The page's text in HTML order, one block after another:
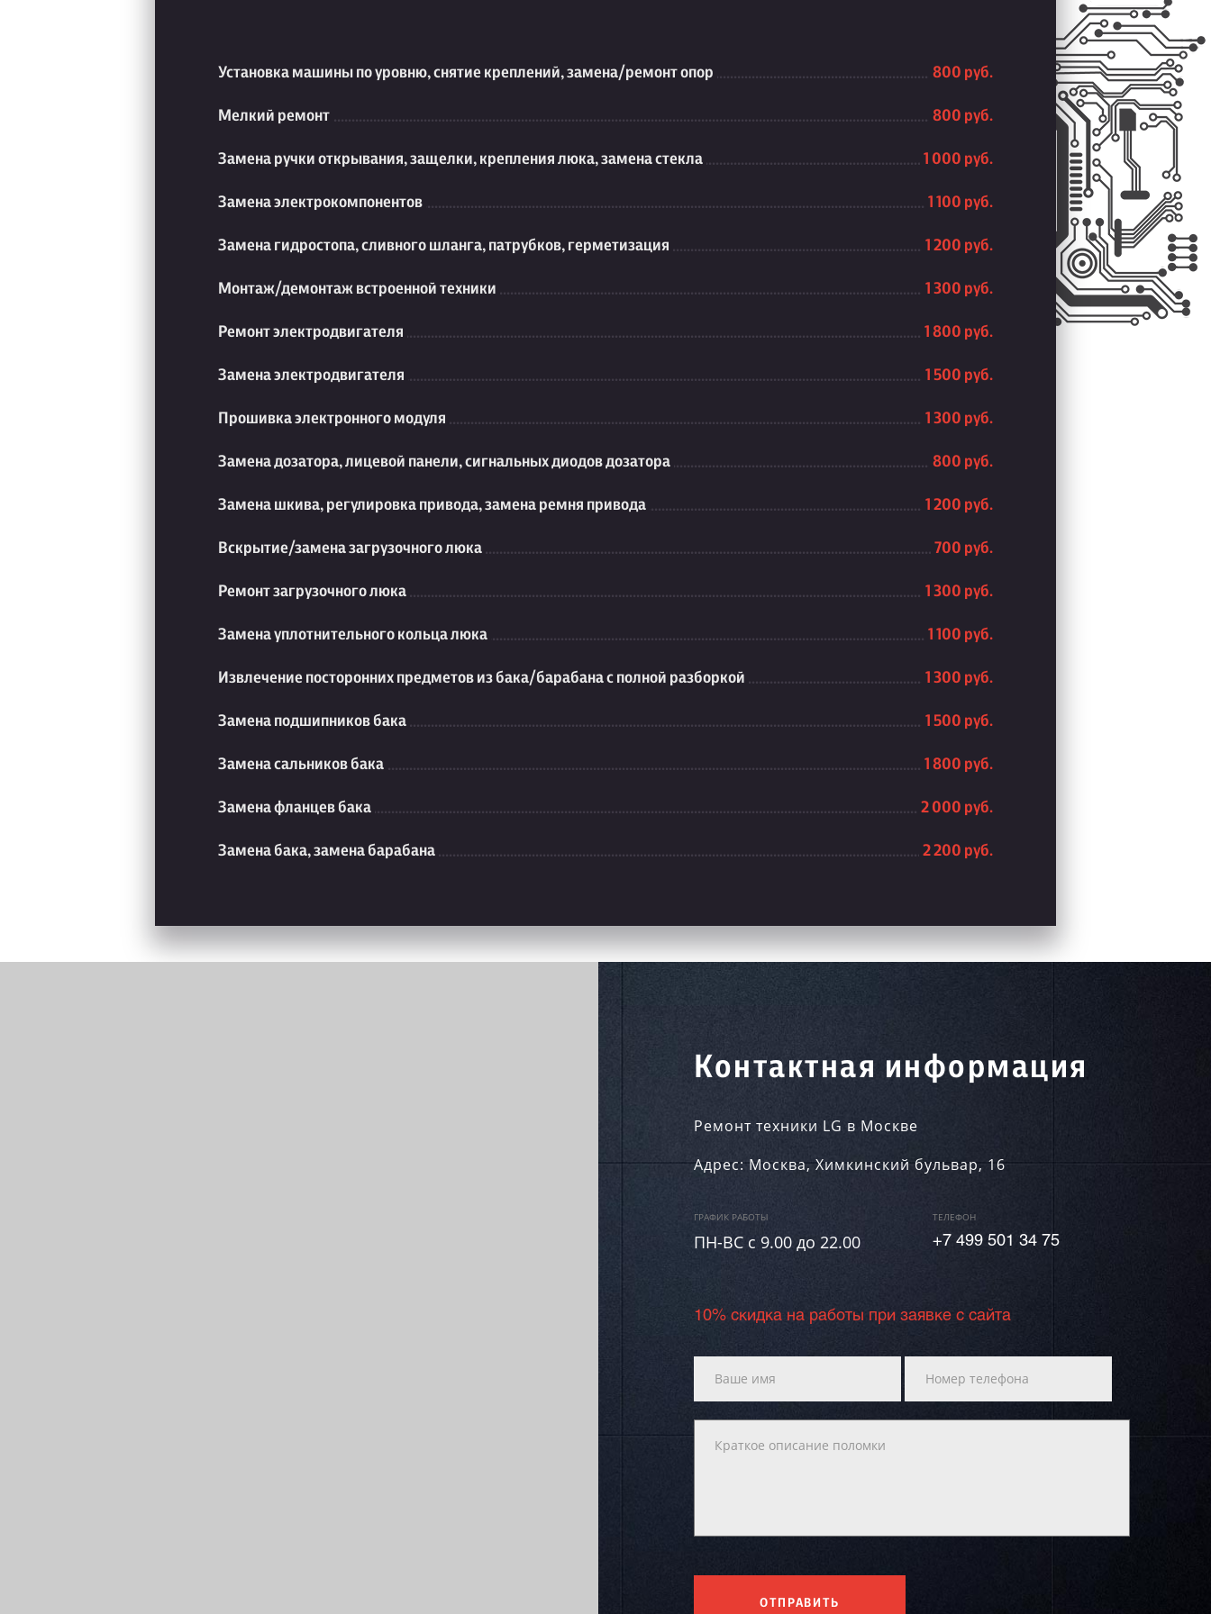
Установка машины по уровню, снятие креплений, замена/ремонт опор 800 руб.
Мелкий ремонт 800 руб.
Замена ручки открывания, защелки, крепления люка, замена стекла 1 000 руб.
Замена электрокомпонентов 1 100 руб.
Замена гидростопа, сливного шланга, патрубков, герметизация 1 200 руб.
Монтаж/демонтаж встроенной техники 1 300 руб.
Ремонт электродвигателя 1 800 руб.
Замена электродвигателя 1 500 руб.
Прошивка электронного модуля 1 300 руб.
Замена дозатора, лицевой панели, сигнальных диодов дозатора 800 руб.
Замена шкива, регулировка привода, замена ремня привода 1 200 руб.
Вскрытие/замена загрузочного люка 700 руб.
Ремонт загрузочного люка 1 300 руб.
Замена уплотнительного кольца люка 1 100 руб.
Извлечение посторонних предметов из бака/барабана с полной разборкой 1 300 руб.
Замена подшипников бака 1 500 руб.
Замена сальников бака 1 800 руб.
Замена фланцев бака 2 000 руб.
Замена бака, замена барабана 2 200 руб.
Контактная информация
Ремонт техники LG в Москве
Адрес:Москва,Химкинский бульвар, 16
ГРАФИК РАБОТЫ
ПН-ВC c 9.00 до 22.00
ТЕЛЕФОН
+7 499 501 34 75
10% скидка на работы при заявке с сайта
ОТПРАВИТЬ